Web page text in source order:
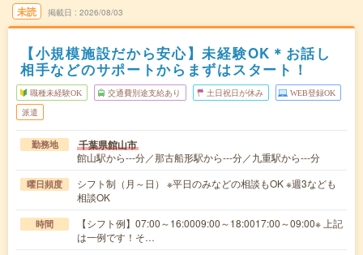
未読 掲載日 2026/08/03
【小規模施設だから安心】未経験OK＊お話し
相手などのサポートからまずはスタート！
職種未経験OK 交通費別途支給あり 土日祝日が休み WEB登録OK
派遣
勤務地 千葉県館山市
館山駅から---分／那古船形駅から---分／九重駅から---分
曜日頻度
シフト制（月～日） ※平日のみなどの相談もOK ※週3なども
相談OK
時間
【シフト例】07:00～16:0009:00～18:0017:00～09:00※ 上記
は一例です！そ…